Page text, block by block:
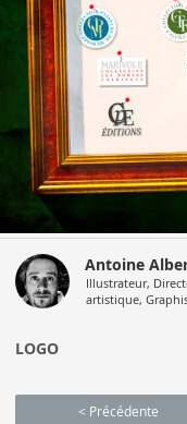
Antoine
Illustrateur,
artistique,
LOGO
< Précédente